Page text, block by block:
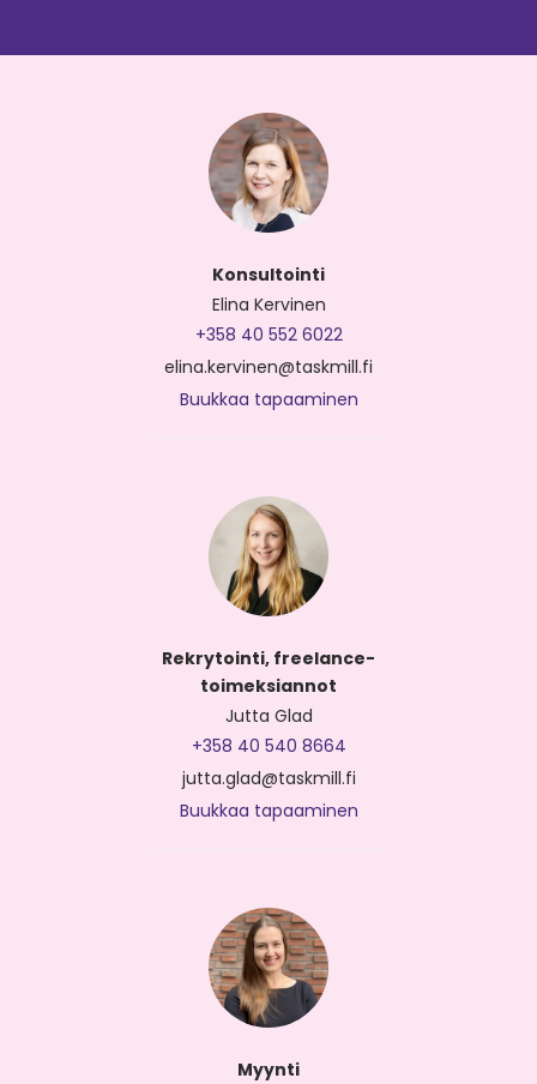
Konsultointi
Elina Kervinen
+358 40 552 6022
elina.kervinen@taskmill.fi
Buukkaa tapaaminen
Rekrytointi, freelance-
toimeksiannot
Jutta Glad
+358 40 540 8664
jutta.glad@taskmill.fi
Buukkaa tapaaminen
Myynti